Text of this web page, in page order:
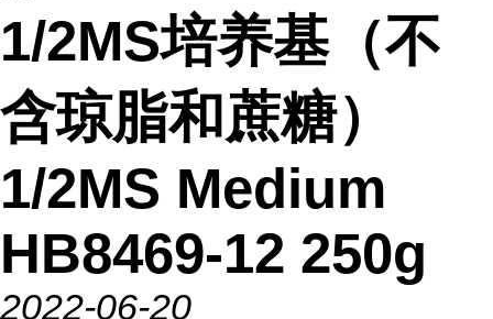
1/2MS培养基（不
含琼脂和蔗糖）
1/2MS Medium
HB8469-12 250g
2022-06-20